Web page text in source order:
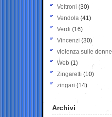
Veltroni (30)
Vendola (41)
Verdi (16)
Vincenzi (30)
violenza sulle donne
Web (1)
Zingaretti (10)
zingari (14)
Archivi